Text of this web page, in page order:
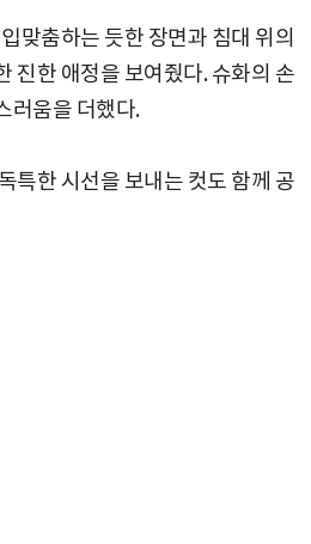
맞춤하는 듯한 장면과 침대 위의
진한 애정을 보여줬다. 슈화의 손
러움을 더했다.
특한 시선을 보내는 컷도 함께 공